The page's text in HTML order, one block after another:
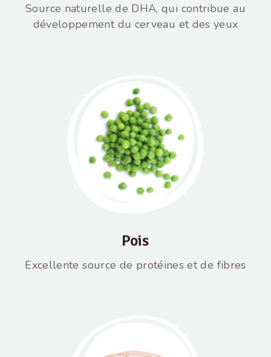
Source naturelle de DHA, qui contribue au
développement du cerveau et des yeux
Pois
Excellente source de protéines et de fibres